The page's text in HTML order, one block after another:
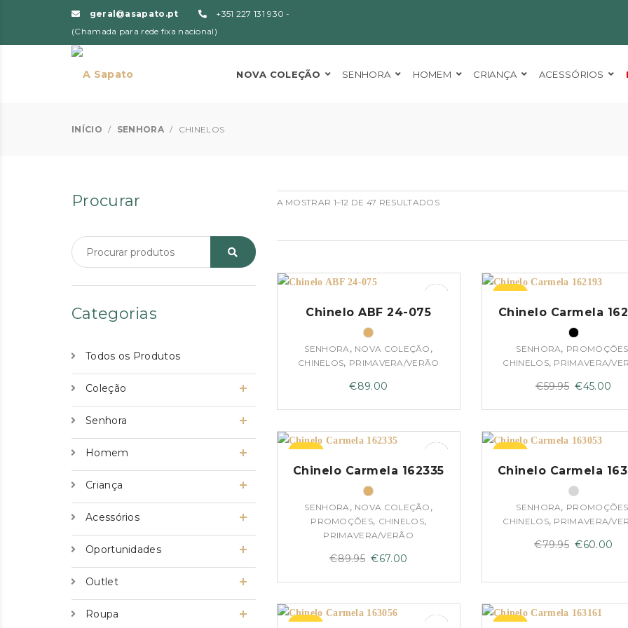
geral@asapato.pt
+351 227 131 930 -
(Chamada para rede fixa nacional)
NOVA COLEÇÃO SENHORA HOMEM CRIANÇA ACESSÓRIOS
INÍCIO / SENHORA / CHINELOS
Procurar
Categorias
Todos os Produtos
Coleção
Senhora
Homem
Criança
Acessórios
Oportunidades
Outlet
Roupa
A MOSTRAR 1–12 DE 47 RESULTADOS
Chinelo ABF 24-075
SENHORA, NOVA COLEÇÃO ,
CHINELOS, PRIMAVERA/VERÃO
€89.00
–25%
Chinelo Carmela
SENHORA, PROMOÇÕES
CHINELOS, PRIMAVERA/
€59.95 O
era:
€45.00
–26%
Chinelo Carmela 162335
SENHORA, NOVA COLEÇÃO ,
PROMOÇÕES, CHINELOS,
PRIMAVERA/VERÃO
€89.95 O
era:
€67.00
–25%
Chinelo Carmela
SENHORA, PROMOÇÕES
CHINELOS, PRIMAVERA/
€79.95 O
original
€79.95.
€60.00
–25% –25%